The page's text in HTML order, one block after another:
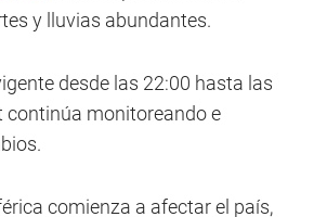
y lluvias abundantes.
desde las 22:00 hasta las
continúa monitoreando e
comienza a afectar el país,